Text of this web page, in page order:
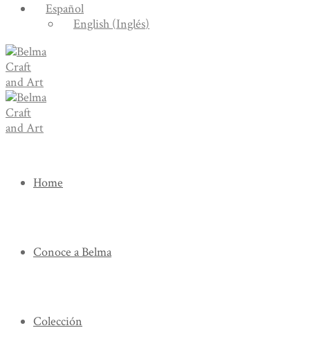
Español
English (Inglés)
Home
Conoce a Belma
Colección